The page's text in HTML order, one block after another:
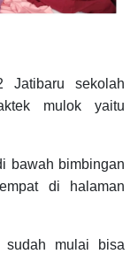
sekolah
mulok yaitu
bawah bimbingan
di halaman
sudah mulai bisa